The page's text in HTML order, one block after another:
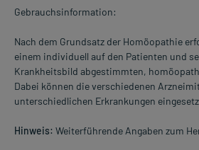
Gebrauchsinformation:
Nach dem Grundsatz der Homöopathie
einem individuell auf den Patienten und
Krankheitsbild abgestimmten,
Dabei können die verschiedenen
unterschiedlichen Erkrankungen
Hinweis: Weiterführende Angaben zum